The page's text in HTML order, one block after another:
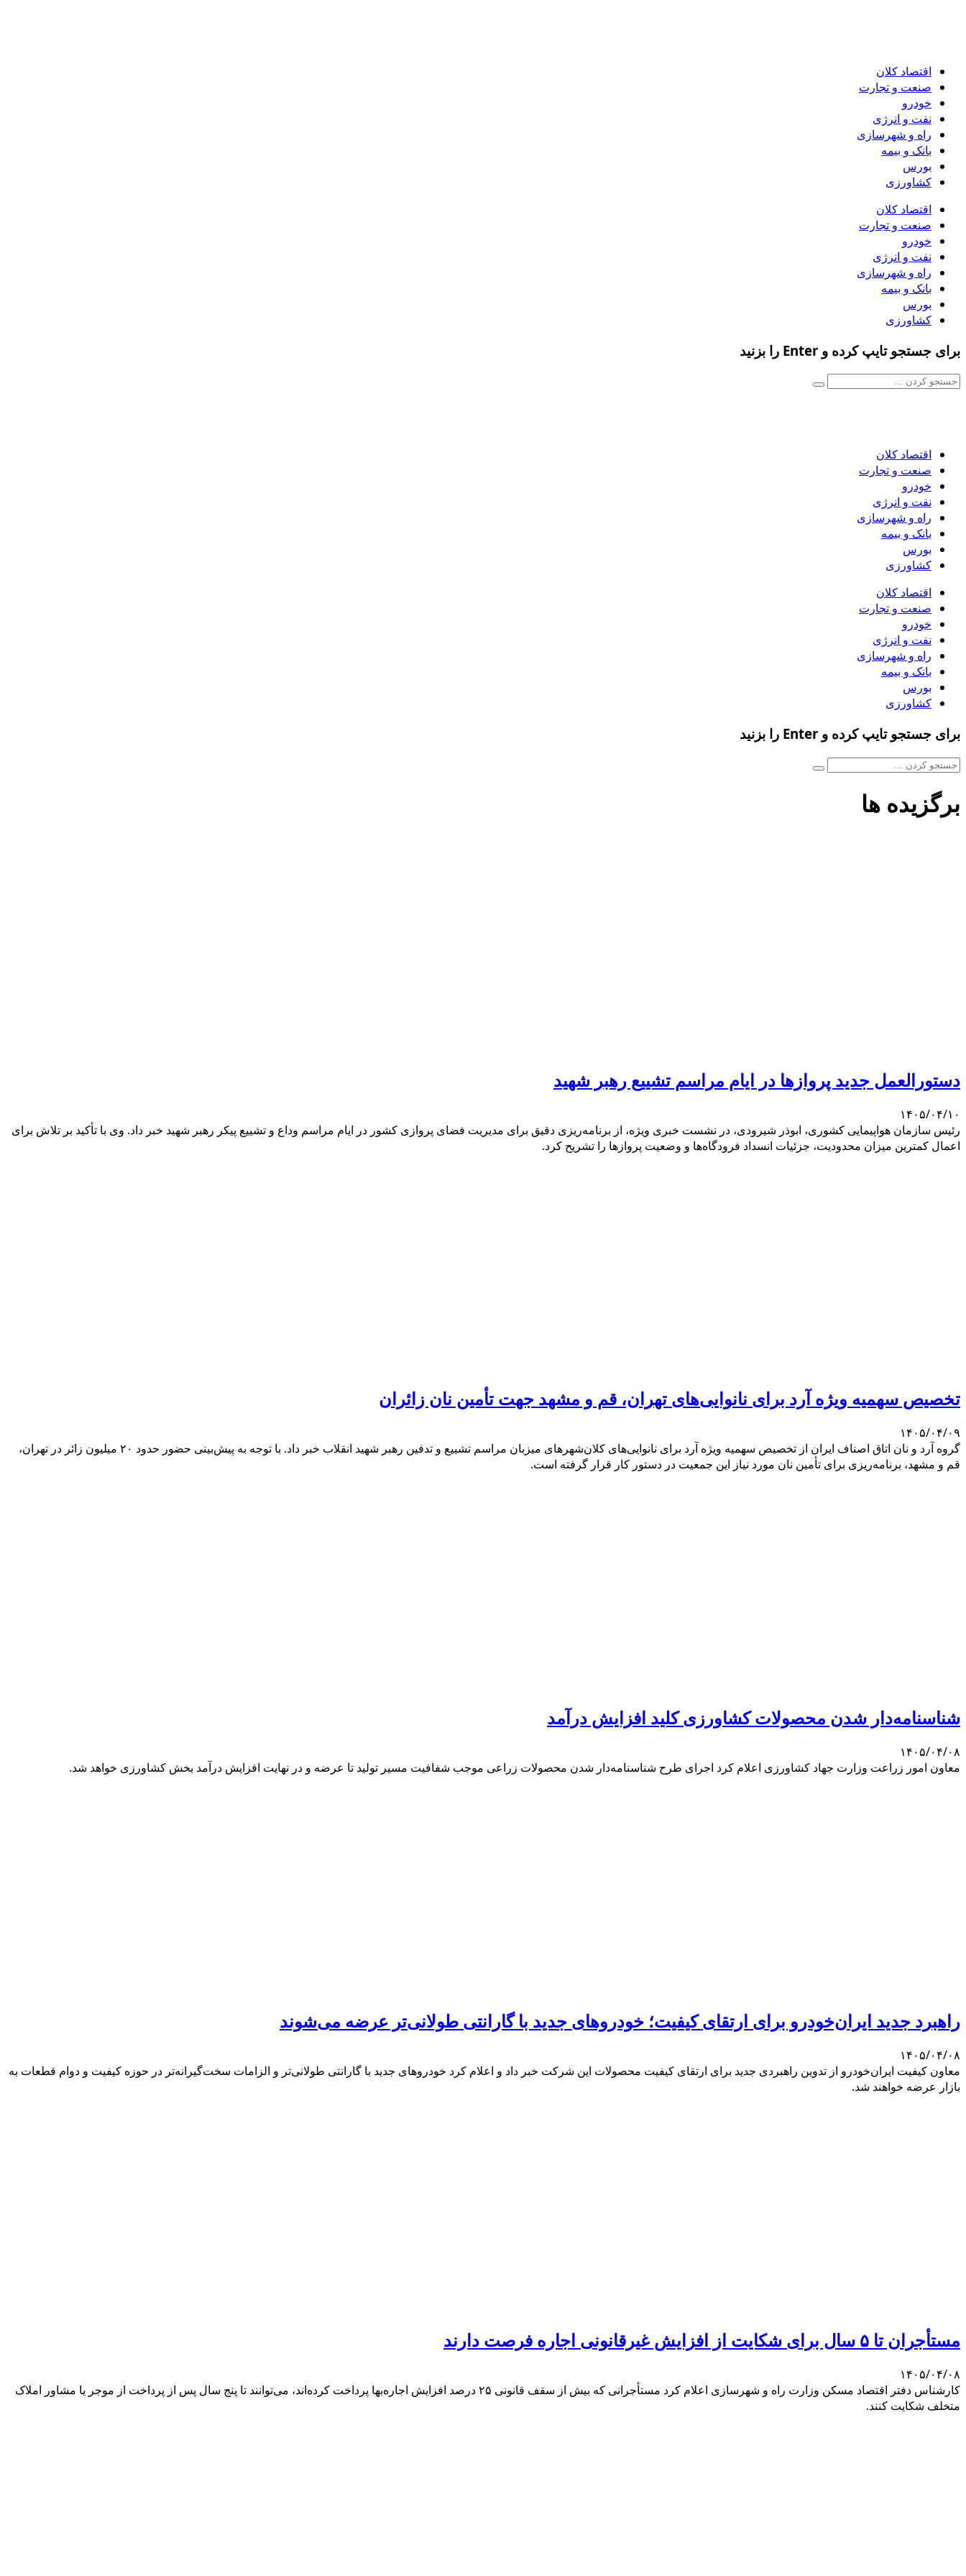
اقتصاد کلان
صنعت و تجارت
خودرو
نفت و انرژی
راه و شهرسازی
بانک و بیمه
بورس
کشاورزی
اقتصاد کلان
صنعت و تجارت
خودرو
نفت و انرژی
راه و شهرسازی
بانک و بیمه
بورس
کشاورزی
برای جستجو تایپ کرده و Enter را بزنید
اقتصاد کلان
صنعت و تجارت
خودرو
نفت و انرژی
راه و شهرسازی
بانک و بیمه
بورس
کشاورزی
اقتصاد کلان
صنعت و تجارت
خودرو
نفت و انرژی
راه و شهرسازی
بانک و بیمه
بورس
کشاورزی
برای جستجو تایپ کرده و Enter را بزنید
برگزیده ها
دستورالعمل جدید پروازها در ایام مراسم تشییع رهبر شهید
۱۴۰۵/۰۴/۱۰
رئیس سازمان هواپیمایی کشوری، ابوذر شیرودی، در نشست خبری ویژه، از برنامه‌ریزی دقیق برای مدیریت فضای پروازی کشور در ایام مراسم وداع و تشییع پیکر رهبر شهید خبر داد. وی با تأکید بر تلاش برای
اعمال کمترین میزان محدودیت، جزئیات انسداد فرودگاه‌ها و وضعیت پروازها را تشریح کرد.
تخصیص سهمیه ویژه آرد برای نانوایی‌های تهران، قم و مشهد جهت تأمین نان زائران
۱۴۰۵/۰۴/۰۹
گروه آرد و نان اتاق اصناف ایران از تخصیص سهمیه ویژه آرد برای نانوایی‌های کلان‌شهرهای میزبان مراسم تشییع و تدفین رهبر شهید انقلاب خبر داد. با توجه به پیش‌بینی حضور حدود ۲۰ میلیون زائر در تهران،
قم و مشهد، برنامه‌ریزی برای تأمین نان مورد نیاز این جمعیت در دستور کار قرار گرفته است.
شناسنامه‌دار شدن محصولات کشاورزی کلید افزایش درآمد
۱۴۰۵/۰۴/۰۸
معاون امور زراعت وزارت جهاد کشاورزی اعلام کرد اجرای طرح شناسنامه‌دار شدن محصولات زراعی موجب شفافیت مسیر تولید تا عرضه و در نهایت افزایش درآمد بخش کشاورزی خواهد شد.
راهبرد جدید ایران‌خودرو برای ارتقای کیفیت؛ خودروهای جدید با گارانتی طولانی‌تر عرضه می‌شوند
۱۴۰۵/۰۴/۰۸
معاون کیفیت ایران‌خودرو از تدوین راهبردی جدید برای ارتقای کیفیت محصولات این شرکت خبر داد و اعلام کرد خودروهای جدید با گارانتی طولانی‌تر و الزامات سخت‌گیرانه‌تر در حوزه کیفیت و دوام قطعات به
بازار عرضه خواهند شد.
مستأجران تا ۵ سال برای شکایت از افزایش غیرقانونی اجاره فرصت دارند
۱۴۰۵/۰۴/۰۸
کارشناس دفتر اقتصاد مسکن وزارت راه و شهرسازی اعلام کرد مستأجرانی که بیش از سقف قانونی ۲۵ درصد افزایش اجاره‌بها پرداخت کرده‌اند، می‌توانند تا پنج سال پس از پرداخت از موجر یا مشاور املاک
متخلف شکایت کنند.